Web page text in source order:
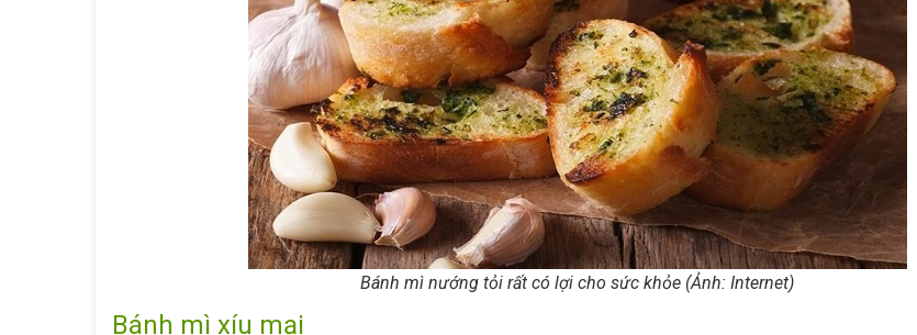
Bánh mì nướng tỏi rất có lợi cho sức khỏe (Ảnh: Internet)
Bánh mì xíu mại